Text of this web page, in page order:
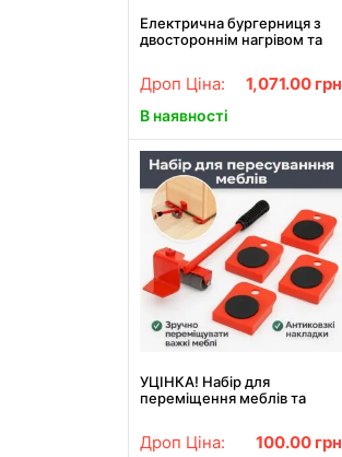
Електрична бургерниця з
двостороннім нагрівом та
1000W
Дроп Ціна: 1,071.00 грн
В наявності
УЦІНКА! Набір для
переміщення меблів та
комплектація 3367)
Дроп Ціна: 100.00 грн